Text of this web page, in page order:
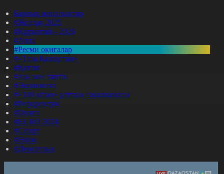
Барлық жаңалықтар
#Жолдау 2025
#Құрылтай - 2026
#Апта
#Ресми оқиғалар
#«Таза Қазақстан»
#Қоғам
#Заң мен тәртіп
#Экономика
#«100 кітап» ұлттық сауалнамасы
#Референдум
#Оқиға
#EURO 2024
#Спорт
#Әлем
#Денсаулық